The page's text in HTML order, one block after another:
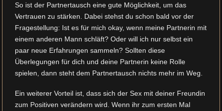
So ist der Partnertausch eine gute Möglichkeit, um das
Vertrauen zu stärken. Dabei stehst du schon bald vor der
Fragestellung: Ist es für mich okay, wenn meine Partnerin mit
einem anderen Mann schläft? Oder will ich nur selbst ein
paar neue Erfahrungen sammeln? Sollten diese
Überlegungen für dich und deine Partnerin keine Rolle
spielen, dann steht dem Partnertausch nichts mehr im Weg.
Ein weiterer Vorteil ist, dass sich der Sex mit deiner Freundin
zum Positiven verändern wird. Wenn ihr zum ersten Mal